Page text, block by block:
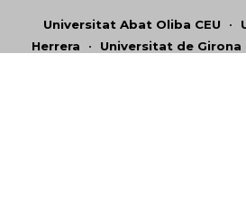
Universitat Abat Oliba CEU •
Herrera • Universitat de Girona